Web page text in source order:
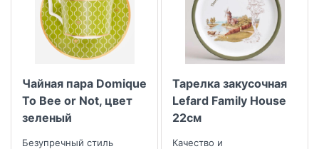
Чайная пара Domique
To Bee or Not, цвет
зеленый
Безупречный стиль
Тарелка закусочная
Lefard Family House
22см
Качество и